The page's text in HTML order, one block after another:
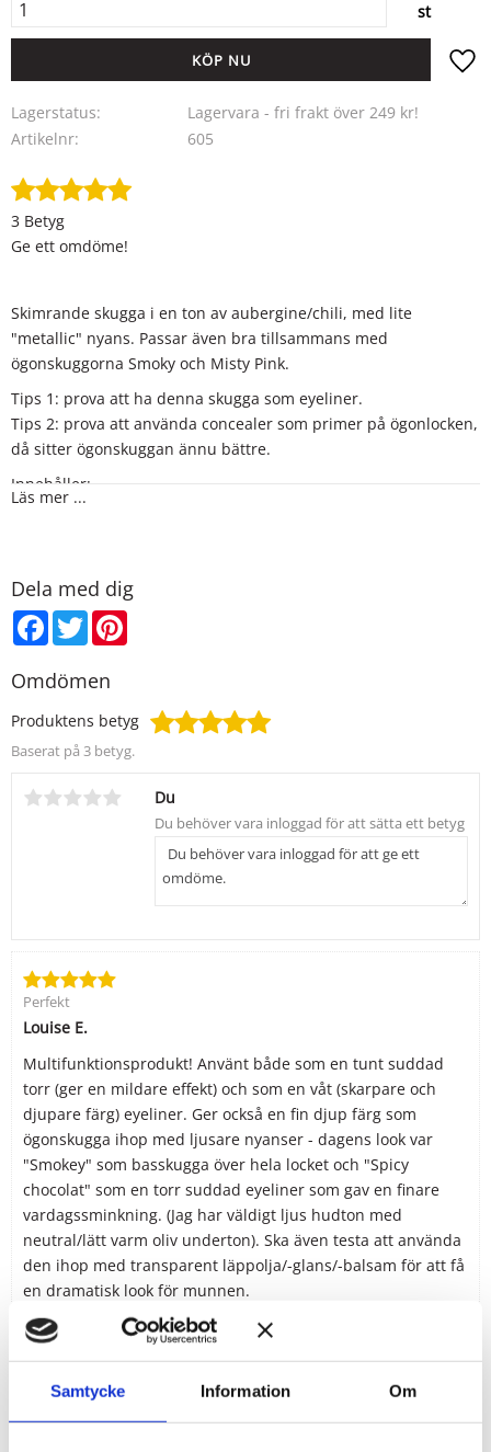
Samtycke Information Om
st
KÖP
Lagerstatus
Lagervara - fri frakt över 249 kr!
Artikelnr
605
3 Betyg
Ge ett omdöme!
Skimrande skugga i en ton av aubergine/chili, med lite
"metallic" nyans. Passar även bra tillsammans med
ögonskuggorna Smoky och Misty Pink.
Tips 1: prova att ha denna skugga som eyeliner.
Tips 2: prova att använda concealer som primer på ögonlocken,
då sitter ögonskuggan ännu bättre.
Innehåller:
Mica, Iron Oxide
ämne som många kan uppleva som irriterande för huden.
Läs mer ...
Dela med dig
Facebook
Twitter
Omdömen
Produktens betyg
Baserat på 3 betyg.
Du
Perfekt
Louise E.
Multifunktionsprodukt! Använt både som en tunt suddad
torr (ger en mildare effekt) och som en våt (skarpare och
djupare färg) eyeliner. Ger också en fin djup färg som
ögonskugga ihop med ljusare nyanser - dagens look var
"Smokey" som basskugga över hela locket och "Spicy
chocolat" som en torr suddad eyeliner som gav en finare
vardagssminkning. (Jag har väldigt ljus hudton med
neutral/lätt varm oliv underton). Ska även testa att använda
den ihop med transparent läppolja/-glans/-balsam för att få
en dramatisk look för munnen.
Perfekt